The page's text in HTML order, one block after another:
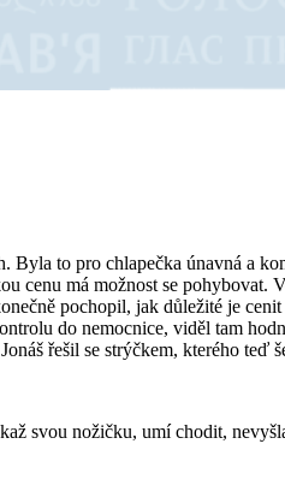
to pro chlapečka únavná a
cenu má možnost se
pochopil, jak důležité je
do nemocnice, viděl tam
řešil se strýčkem, kterého
svou nožičku, umí chodit,